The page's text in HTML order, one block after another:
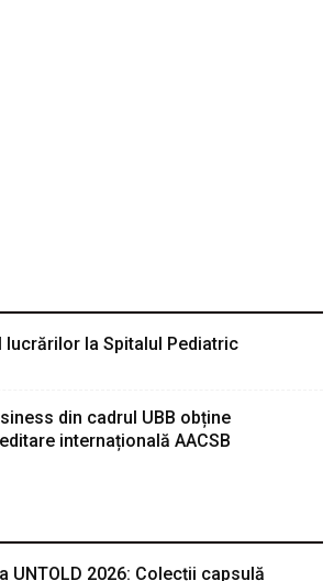
lucrărilor la Spitalul Pediatric
din cadrul UBB obține
internațională AACSB
UNTOLD 2026: Colecții capsulă